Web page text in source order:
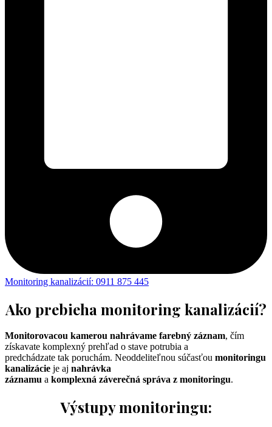
Monitoring kanalizácií: 0911 875 445
Ako prebieha monitoring kanalizácií?
Monitorovacou kamerou nahrávame farebný záznam, čím
získavate komplexný prehľad o stave potrubia a
predchádzate tak poruchám. Neoddeliteľnou súčasťou monitoringu
kanalizácie je aj nahrávka
záznamu a komplexná záverečná správa z monitoringu.
Výstupy monitoringu: